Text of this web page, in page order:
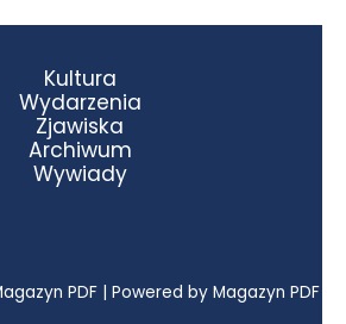
Kultura
Wydarzenia
Zjawiska
Archiwum
Wywiady
PDF | Powered by Magazyn PDF